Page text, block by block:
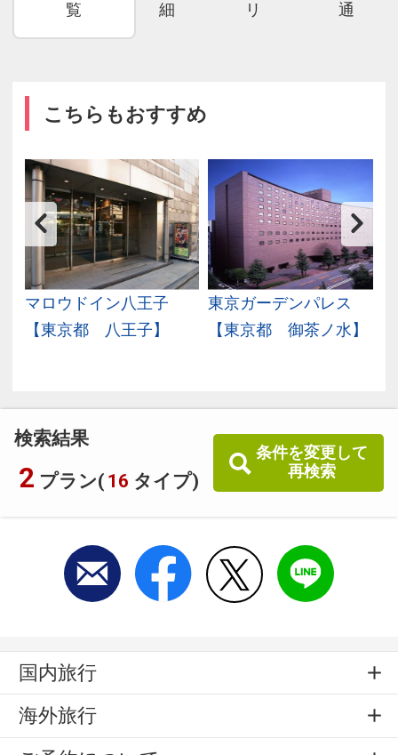
検索結果
2 プラン( 16 タイプ)
条件を変更して
再検索
覧
細
リ
通
こちらもおすすめ
マロウドイン八王子
【東京都 八王子】
東京ガーデンパレス
【東京都 御茶ノ水】
国内旅行
海外旅行